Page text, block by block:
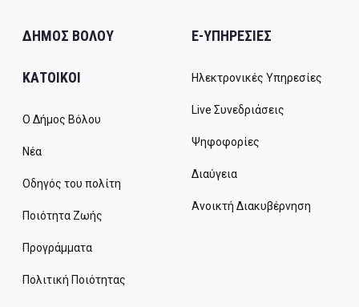
ΔΗΜΟΣ ΒΟΛΟΥ
ΚΑΤΟΙΚΟΙ
Ο Δήμος Βόλου
Νέα
Οδηγός του πολίτη
Ποιότητα Ζωής
Προγράμματα
Πολιτική Ποιότητας
E-ΥΠΗΡΕΣΙΕΣ
Ηλεκτρονικές Υπηρεσίες
Live Συνεδριάσεις
Ψηφοφορίες
Διαύγεια
Ανοικτή Διακυβέρνηση